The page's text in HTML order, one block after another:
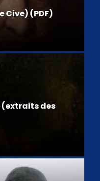
Cive) (PDF)
(extraits des